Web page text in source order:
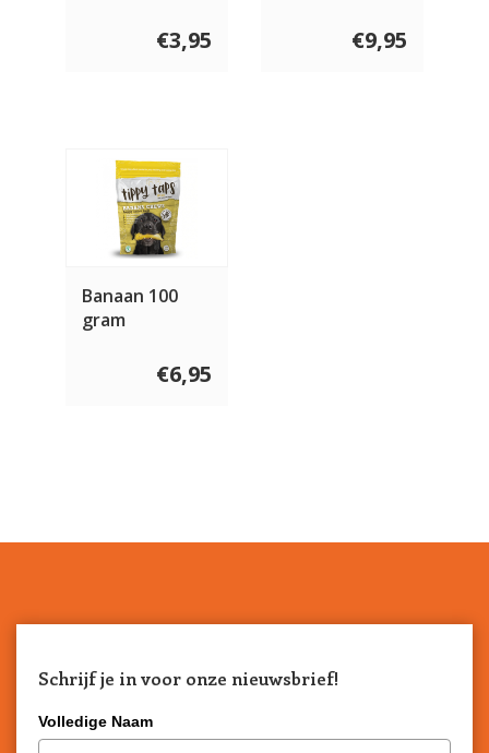
€3,95 €9,95
Banaan 100
gram
€6,95
Schrijf je in voor onze nieuwsbrief!
Volledige Naam